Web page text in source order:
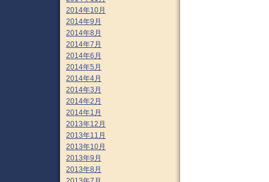
2014年10月
2014年9月
2014年8月
2014年7月
2014年6月
2014年5月
2014年4月
2014年3月
2014年2月
2014年1月
2013年12月
2013年11月
2013年10月
2013年9月
2013年8月